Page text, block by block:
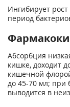
Ингибирует
период
Абсорбция
кишке, доходит
кишечной
до 45-70 мл; при
выводится в